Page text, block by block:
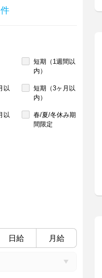
短期（1週間以
内）
以
短期（3ヶ月以
内）
以
春/夏/冬休み期
間限定
日給 月給